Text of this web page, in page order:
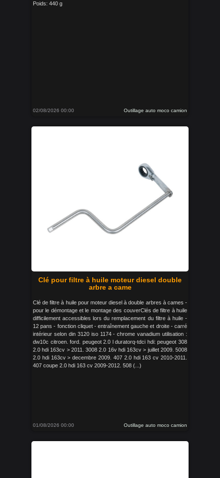
Poids: 440 g
02/08/2026 00:00 Outillage auto moco camion
Clé pour filtre à huile moteur diesel double
arbre a came
Clé de filtre à huile pour moteur diesel à double arbres à cames -
pour le démontage et le montage des couverClés de filtre à huile
difficilement accessibles lors du remplacement du filtre à huile -
12 pans - fonction cliquet - entraînement gauche et droite - carré
intérieur selon din 3120 iso 1174 - chrome vanadium utilisation :
dw10c citroen. ford. peugeot 2.0 l duratorq-tdci hdi: peugeot 308
2.0 hdi 163cv > 2011. 3008 2.0 16v hdi 163cv > juillet 2009. 5008
2.0 hdi 163cv > decembre 2009. 407 2.0 hdi 163 cv 2010-2011.
407 coupe 2.0 hdi 163 cv 2009-2012. 508 (...)
01/08/2026 00:00 Outillage auto moco camion